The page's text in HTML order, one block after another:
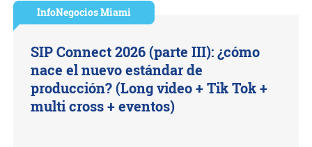
InfoNegocios Miami
SIP Connect 2026 (parte III): ¿cómo
nace el nuevo estándar de
producción? (Long video + Tik Tok +
multi cross + eventos)